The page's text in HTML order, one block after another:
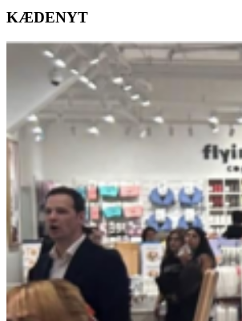
KÆDENYT